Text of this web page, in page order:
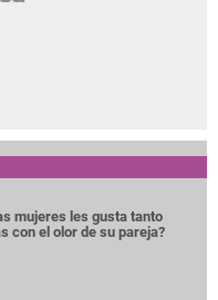
mujeres les gusta tanto
con el olor de su pareja?